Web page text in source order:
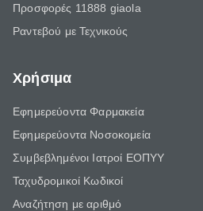
Προσφορές 11888 giaola
Ραντεβού με Τεχνικούς
Χρήσιμα
Εφημερεύοντα Φαρμακεία
Εφημερεύοντα Νοσοκομεία
Συμβεβλημένοι Ιατροί ΕΟΠΥΥ
Ταχυδρομικοί Κωδικοί
Αναζήτηση με αριθμό